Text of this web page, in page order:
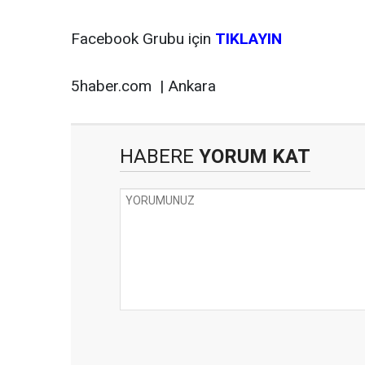
Facebook Grubu için TIKLAYIN
5haber.com | Ankara
HABERE YORUM KAT